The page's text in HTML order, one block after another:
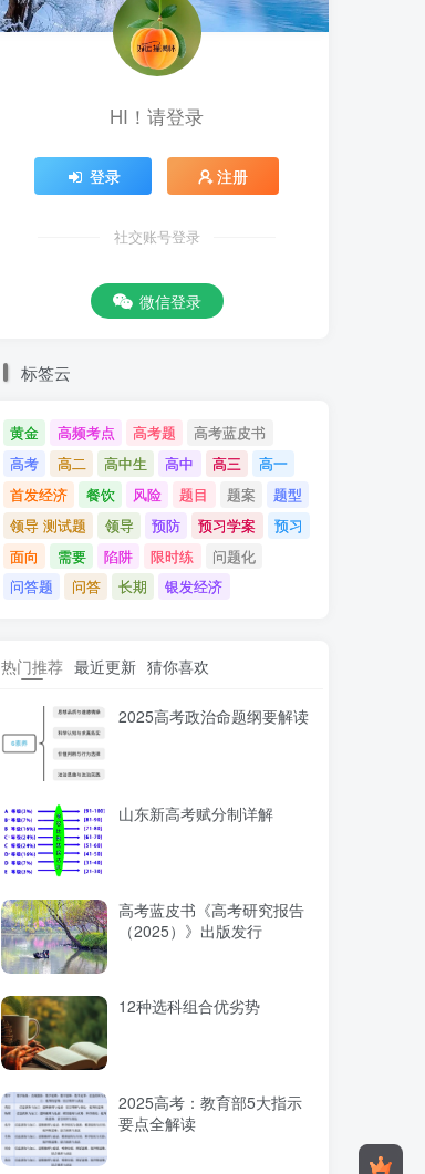
HI！请登录
登录 注册
社交账号登录
微信登录
标签云
黄金 高频考点 高考题
高考蓝皮书
高考
高二 高中生 高中 高三
高一
首发经济
餐饮 风险 题目 题案
题型
领导 测试题
领导 预防 预习学案
预习
面向
需要 陷阱 限时练
问题化
问答题
问答 长期 银发经济
热门推荐 最近更新 猜你喜欢
2025高考政治命题纲要解读
山东新高考赋分制详解
高考蓝皮书《高考研究报告
（2025）》出版发行
12种选科组合优劣势
2025高考：教育部5大指示
要点全解读